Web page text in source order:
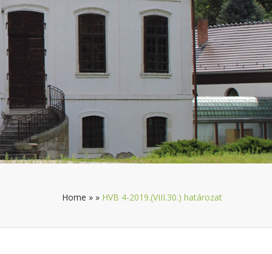
Home » » HVB 4-2019.(VIII.30.) határozat